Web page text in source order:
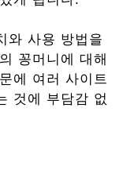
와 사용 방법을
꽁머니에 대해
에 여러 사이트
것에 부담감 없